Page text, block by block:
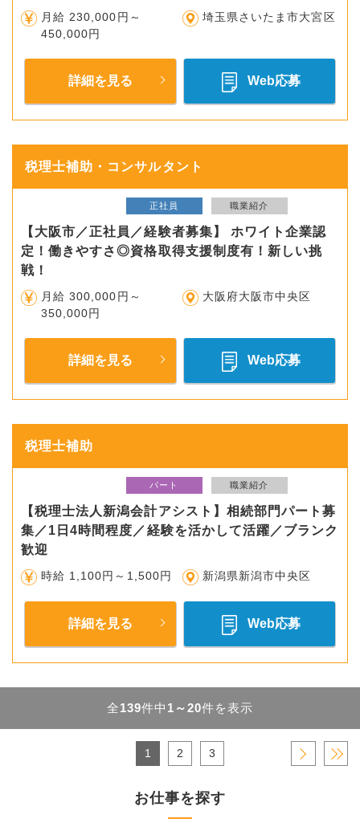
月給 230,000円～
450,000円
埼玉県さいたま市大宮区
詳細を見る Web応募
税理士補助・コンサルタント
正社員 職業紹介
【大阪市／正社員／経験者募集】 ホワイト企業認
定！働きやすさ◎資格取得支援制度有！新しい挑
戦！
月給 300,000円～
350,000円
大阪府大阪市中央区
詳細を見る Web応募
税理士補助
パート 職業紹介
【税理士法人新潟会計アシスト】相続部門パート募
集／1日4時間程度／経験を活かして活躍／ブランク
歓迎
時給 1,100円～1,500円 新潟県新潟市中央区
詳細を見る Web応募
全139件中 1～20件を表示
1 2 3 › »
お仕事を探す